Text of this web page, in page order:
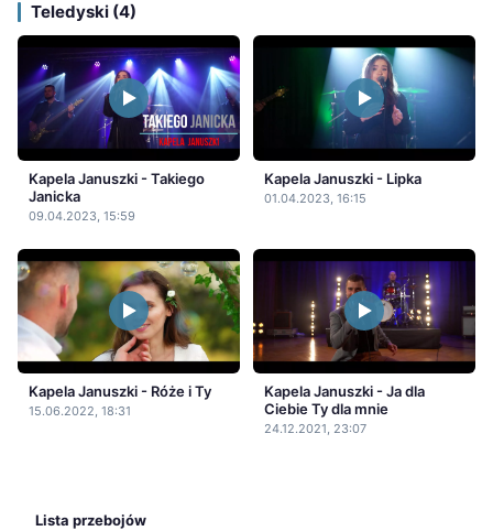
Teledyski (4)
Kapela Januszki - Takiego
Janicka
09.04.2023, 15:59
Kapela Januszki - Lipka
01.04.2023, 16:15
Kapela Januszki - Róże i Ty
15.06.2022, 18:31
Kapela Januszki - Ja dla
Ciebie Ty dla mnie
24.12.2021, 23:07
Lista przebojów